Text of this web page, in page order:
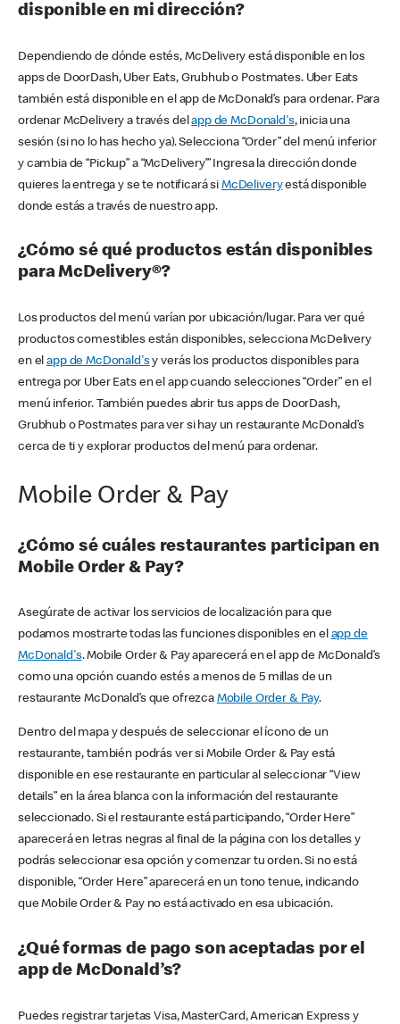
disponible en mi dirección?
Dependiendo de dónde estés, McDelivery está disponible en los
apps de DoorDash, Uber Eats, Grubhub o Postmates. Uber Eats
también está disponible en el app de McDonald’s para ordenar. Para
ordenar McDelivery a través delapp de McDonald's, inicia una
sesión (si no lo has hecho ya). Selecciona “Order” del menú inferior
y cambia de “Pickup” a “McDelivery’” Ingresa la dirección donde
quieres la entrega y se te notificará si McDeliveryestá disponible
donde estás a través de nuestro app.
¿Cómo sé qué productos están disponibles
para McDelivery®?
Los productos del menú varían por ubicación/lugar. Para ver qué
productos comestibles están disponibles, selecciona McDelivery
en elapp de McDonald'sy verás los productos disponibles para
entrega por Uber Eats en el app cuando selecciones “Order” en el
menú inferior. También puedes abrir tus apps de DoorDash,
Grubhub o Postmates para ver si hay un restaurante McDonald’s
cerca de ti y explorar productos del menú para ordenar.
Mobile Order & Pay
¿Cómo sé cuáles restaurantes participan en
Mobile Order & Pay?
Asegúrate de activar los servicios de localización para que
podamos mostrarte todas las funciones disponibles en el app de
McDonald's. Mobile Order & Pay aparecerá en el app de McDonald’s
como una opción cuando estés a menos de 5 millas de un
restaurante McDonald’s que ofrezca Mobile Order & Pay.
Dentro del mapa y después de seleccionar el ícono de un
restaurante, también podrás ver si Mobile Order & Pay está
disponible en ese restaurante en particular al seleccionar “View
details” en la área blanca con la información del restaurante
seleccionado. Si el restaurante está participando, “Order Here”
aparecerá en letras negras al final de la página con los detalles y
podrás seleccionar esa opción y comenzar tu orden. Si no está
disponible, “Order Here” aparecerá en un tono tenue, indicando
que Mobile Order & Pay no está activado en esa ubicación.
¿Qué formas de pago son aceptadas por el
app de McDonald’s?
Puedes registrar tarjetas Visa, MasterCard, American Express y